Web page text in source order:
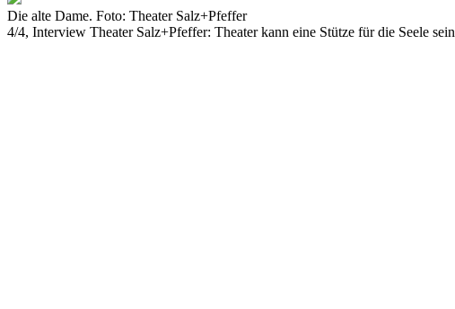
Die alte Dame. Foto: Theater Salz+Pfeffer
4/4, Interview Theater Salz+Pfeffer: Theater kann eine Stütze für die Seele sein